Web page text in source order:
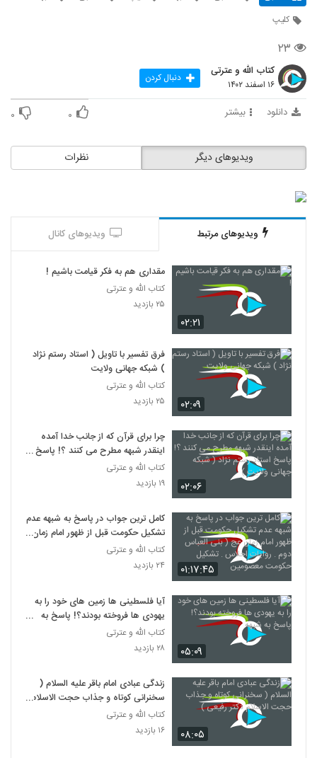
کلیپ
۲۳
کتاب الله و عترتی
۱۶ اسفند ۱۴۰۲ دنبال کردن
دانلود بیشتر ۰ ۰
نظرات ویدیوهای دیگر
ویدیوهای مرتبط ویدیوهای کانال
۰۲:۲۱
مقداری هم به فکر قیامت باشیم !
کتاب الله و عترتی
۲۵ بازدید
۰۲:۰۹
فرق تفسیر با تاویل ( استاد رستم نژاد
) شبکه جهانی ولایت
کتاب الله و عترتی
۲۵ بازدید
۰۲:۰۶
چرا برای قرآن که از جانب خدا آمده
اینقدر شبهه مطرح می کنند ؟! پاسخ
استاد رستم نژاد ( شبکه جهانی ولایت )
کتاب الله و عترتی
۱۹ بازدید
۰۱:۱۷:۴۵
کامل ترین جواب در پاسخ به شبهه عدم
تشکیل حکومت قبل از ظهور امام زمان
عج ( بنی العباس دوم . روایات احلاس
. تشکیل حکومت معصومین
کتاب الله و عترتی
۲۴ بازدید
۰۵:۰۹
آیا فلسطینی ها زمین های خود را به
یهودی ها فروخته بودند؟! پاسخ به
شبهه
کتاب الله و عترتی
۲۸ بازدید
۰۸:۰۵
زندگی عبادی امام باقر علیه السلام (
سخنرانی کوتاه و جذاب حجت الاسلام
دکتر رفیعی )
کتاب الله و عترتی
۱۶ بازدید